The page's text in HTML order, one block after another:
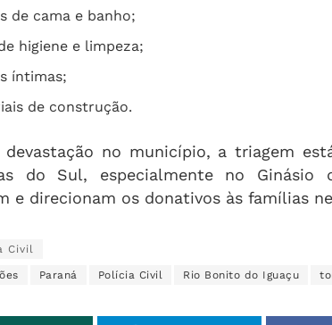
de cama e banho;
higiene e limpeza;
íntimas;
de construção.
devastação no município, a triagem
do Sul, especialmente no Ginásio
e direcionam os donativos às famílias
Civil
Paraná Polícia Civil Rio Bonito do Iguaçu